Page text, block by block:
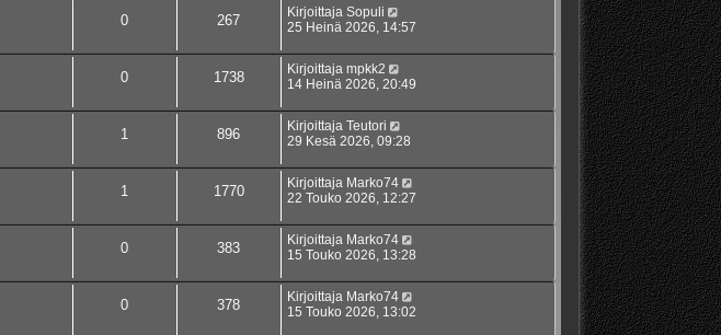
0 267 Kirjoittaja Sopuli
25 Heinä 2026, 14:57
0 1738 Kirjoittaja mpkk2
14 Heinä 2026, 20:49
1 896 Kirjoittaja Teutori
29 Kesä 2026, 09:28
1 1770 Kirjoittaja Marko74
22 Touko 2026, 12:27
0 383 Kirjoittaja Marko74
15 Touko 2026, 13:28
0 378 Kirjoittaja Marko74
15 Touko 2026, 13:02